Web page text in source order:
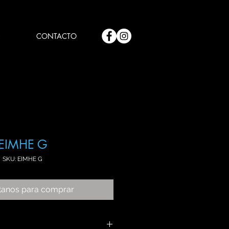
CONTACTO
G
SKU: EIMHE G
para comprar